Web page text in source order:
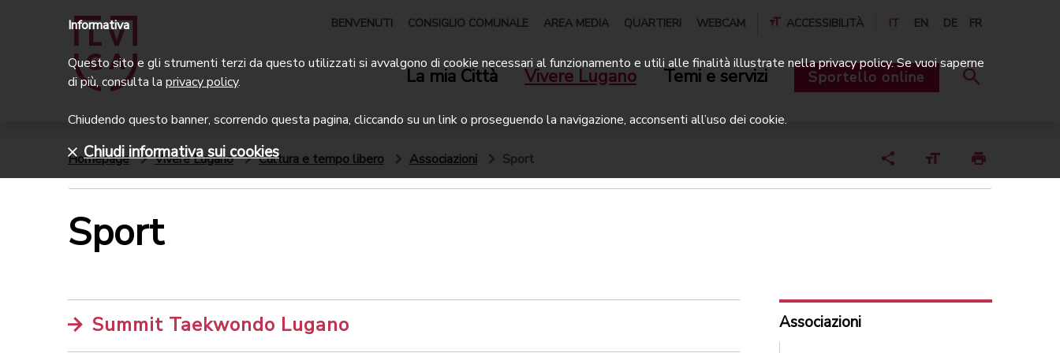
BENVENUTI CONSIGLIO COMUNALE AREA MEDIA QUARTIERI WEBCAM ACCESSIBILITÀ IT EN DE FR
La mia Città Vivere Lugano Temi e servizi Sportello online
Homepage Vivere Lugano Cultura e tempo libero Associazioni Sport
Sport
Summit Taekwondo Lugano Associazioni
Informativa
Questo sito e gli strumenti terzi da questo utilizzati si avvalgono di cookie necessari al funzionamento e utili alle finalità illustrate nella privacy policy. Se vuoi saperne
di più, consulta la privacy policy.
Chiudendo questo banner, scorrendo questa pagina, cliccando su un link o proseguendo la navigazione, acconsenti all’uso dei cookie.
Chiudi informativa sui cookies